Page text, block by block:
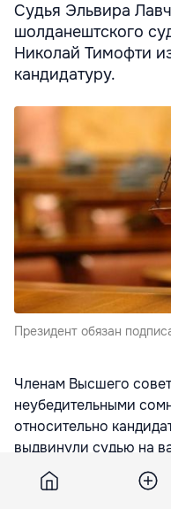
Судья Эльвира
шолданештского
Николай Тимофти
кандидатуру.
Президент обязан
Членам Высшего
неубедительными
относительно
выдвинули судью на
президента не
подписать указ о